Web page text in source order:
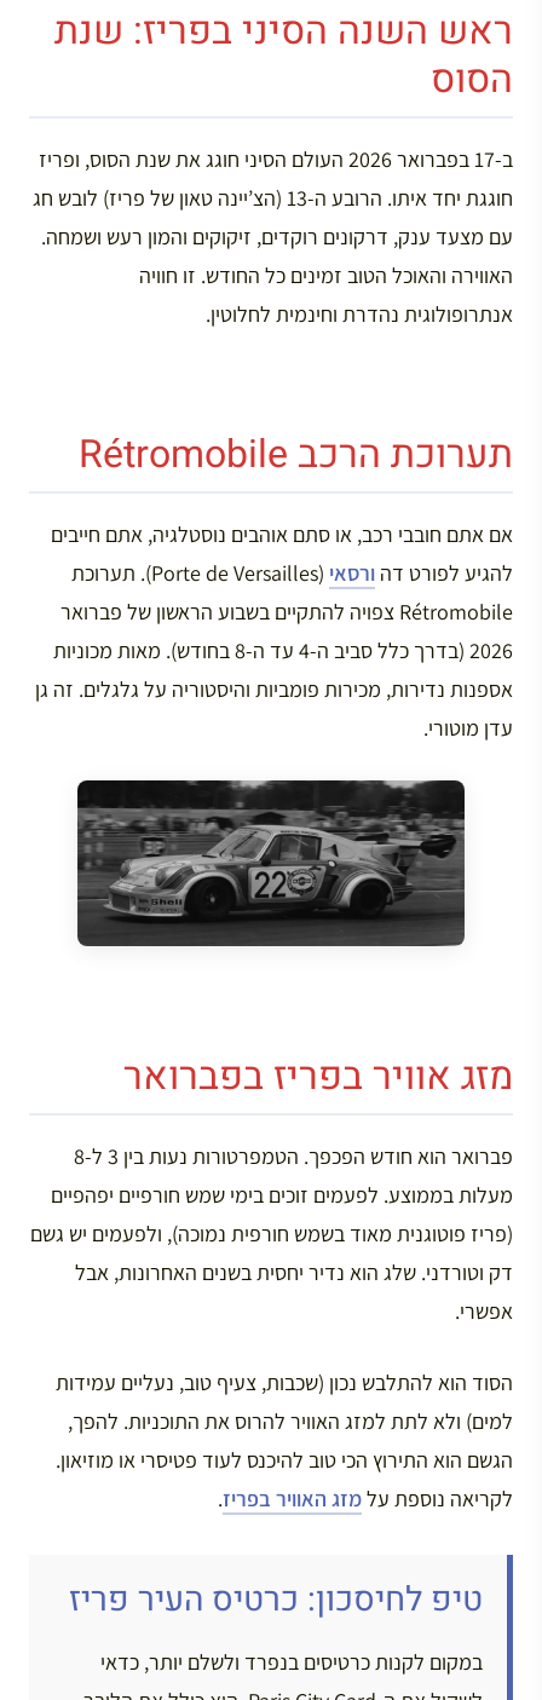
ראש השנה הסיני בפריז: שנת
הסוס
ב-17 בפברואר 2026 העולם הסיני חוגג את שנת הסוס, ופריז
חוגגת יחד איתו. הרובע ה-13 (הצ’יינה טאון של פריז) לובש חג
עם מצעד ענק, דרקונים רוקדים, זיקוקים והמון רעש ושמחה.
האווירה והאוכל הטוב זמינים כל החודש. זו חוויה
אנתרופולוגית נהדרת וחינמית לחלוטין.
תערוכת הרכב Rétromobile
אם אתם חובבי רכב, או סתם אוהבים נוסטלגיה, אתם חייבים
להגיע לפורט דה ורסאי
(Porte de Versailles). תערוכת
Rétromobile צפויה להתקיים בשבוע הראשון של פברואר
2026 (בדרך כלל סביב ה-4 עד ה-8 בחודש). מאות מכוניות
אספנות נדירות, מכירות פומביות והיסטוריה על גלגלים. זה גן
עדן מוטורי.
מזג אוויר בפריז בפברואר
פברואר הוא חודש הפכפך. הטמפרטורות נעות בין 3 ל-8
מעלות בממוצע. לפעמים זוכים בימי שמש חורפיים יפהפיים
(פריז פוטוגנית מאוד בשמש חורפית נמוכה), ולפעמים יש גשם
דק וטורדני. שלג הוא נדיר יחסית בשנים האחרונות, אבל
אפשרי.
הסוד הוא להתלבש נכון (שכבות, צעיף טוב, נעליים עמידות
למים) ולא לתת למזג האוויר להרוס את התוכניות. להפך,
הגשם הוא התירוץ הכי טוב להיכנס לעוד פטיסרי או מוזיאון.
לקריאה נוספת עלמזג האוויר בפריז.
טיפ לחיסכון: כרטיס העיר פריז
במקום לקנות כרטיסים בנפרד ולשלם יותר, כדאי